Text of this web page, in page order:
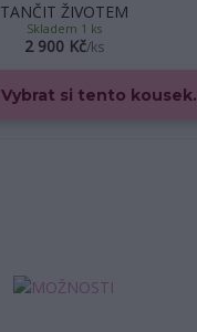
TANČIT ŽIVOTEM
2 900 Kč/ks
Skladem 1 ks
Vybrat si tento kousek.